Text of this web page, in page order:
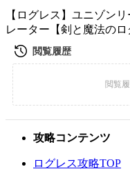
【ログレス】ユニゾン
レーター【剣と魔法のロ
攻略コンテンツ
ログレス攻略TOP